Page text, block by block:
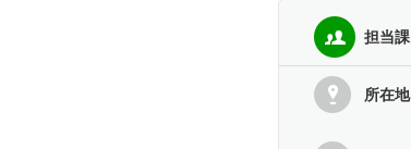
担当課
所在地